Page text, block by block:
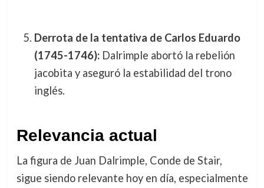
Derrota de la tentativa de Carlos Eduardo
(1745-1746):Dalrimple abortó la rebelión
jacobita y aseguró la estabilidad del trono
inglés.
Relevancia actual
La figura de Juan Dalrimple, Conde de Stair,
sigue siendo relevante hoy en día, especialmente